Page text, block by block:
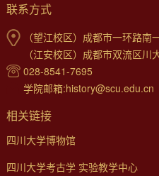
联系方式
（望江校区）成都市一环路
（江安校区）成都市双流区
028-8541-7695
学院邮箱:history@scu.edu.cn
相关链接
四川大学博物馆
四川大学考古学 实验教学中心